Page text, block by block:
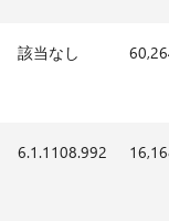
該当なし
6.1.1108.992